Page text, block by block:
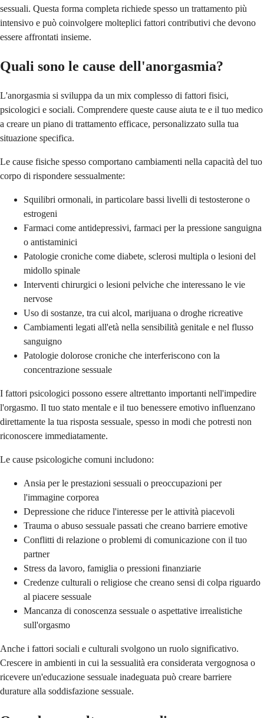
sessuali. Questa forma completa richiede spesso un trattamento più
intensivo e può coinvolgere molteplici fattori contributivi che devono
essere affrontati insieme.
Quali sono le cause dell'anorgasmia?
L'anorgasmia si sviluppa da un mix complesso di fattori fisici,
psicologici e sociali. Comprendere queste cause aiuta te e il tuo medico
a creare un piano di trattamento efficace, personalizzato sulla tua
situazione specifica.
Le cause fisiche spesso comportano cambiamenti nella capacità del tuo
corpo di rispondere sessualmente:
Squilibri ormonali, in particolare bassi livelli di testosterone o
estrogeni
Farmaci come antidepressivi, farmaci per la pressione sanguigna
o antistaminici
Patologie croniche come diabete, sclerosi multipla o lesioni del
midollo spinale
Interventi chirurgici o lesioni pelviche che interessano le vie
nervose
Uso di sostanze, tra cui alcol, marijuana o droghe ricreative
Cambiamenti legati all'età nella sensibilità genitale e nel flusso
sanguigno
Patologie dolorose croniche che interferiscono con la
concentrazione sessuale
I fattori psicologici possono essere altrettanto importanti nell'impedire
l'orgasmo. Il tuo stato mentale e il tuo benessere emotivo influenzano
direttamente la tua risposta sessuale, spesso in modi che potresti non
riconoscere immediatamente.
Le cause psicologiche comuni includono:
Ansia per le prestazioni sessuali o preoccupazioni per
l'immagine corporea
Depressione che riduce l'interesse per le attività piacevoli
Trauma o abuso sessuale passati che creano barriere emotive
Conflitti di relazione o problemi di comunicazione con il tuo
partner
Stress da lavoro, famiglia o pressioni finanziarie
Credenze culturali o religiose che creano sensi di colpa riguardo
al piacere sessuale
Mancanza di conoscenza sessuale o aspettative irrealistiche
sull'orgasmo
Anche i fattori sociali e culturali svolgono un ruolo significativo.
Crescere in ambienti in cui la sessualità era considerata vergognosa o
ricevere un'educazione sessuale inadeguata può creare barriere
durature alla soddisfazione sessuale.